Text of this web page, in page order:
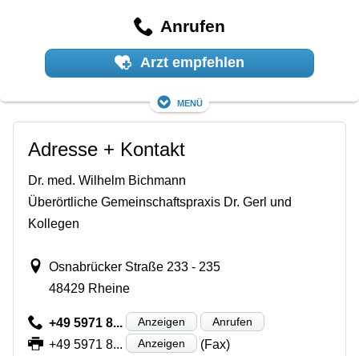
Anrufen
Arzt empfehlen
Menü
Adresse + Kontakt
Dr. med. Wilhelm Bichmann
Überörtliche Gemeinschaftspraxis Dr. Gerl und
Kollegen
Osnabrücker Straße 233 - 235
48429 Rheine
+49 5971 8... Anzeigen Anrufen
+49 5971 8... Anzeigen (Fax)